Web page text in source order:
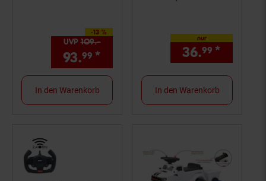
-13 %
Sie Sparen 13 Prozent,
UVP109.–UVP : 109,–€
93.99 * Aktueller Preis: 93,
In den Warenkorb
nur
36.99 *
In den Warenkorb